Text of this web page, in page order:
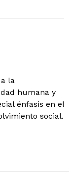
la
humana y
énfasis en el
social.